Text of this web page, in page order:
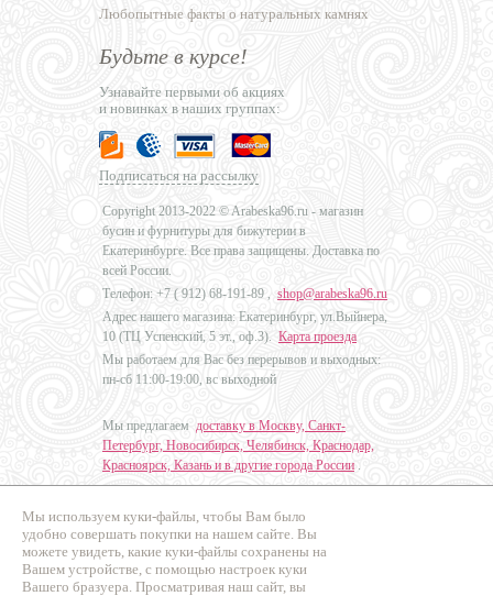
Мы используем куки-файлы, чтобы Вам было
удобно совершать покупки на нашем сайте. Вы
можете увидеть, какие куки-файлы сохранены на
Вашем устройстве, с помощью настроек куки
Вашего бразуера. Просматривая наш сайт, вы
Любопытные факты о натуральных камнях
Будьте в курсе!
Узнавайте первыми об акциях
и новинках в наших группах:
Подписаться на рассылку
Copyright 2013-2022 © Arabeska96.ru - магазин
бусин и фурнитуры для бижутерии в
Екатеринбурге. Все права защищены. Доставка по
всей России.
Телефон: +7 ( 912) 68-191-89 , shop@arabeska96.ru
Адрес нашего магазина: Екатеринбург, ул.Выйнера,
10 (ТЦ Успенский, 5 эт., оф.3). Карта проезда
Мы работаем для Вас без перерывов и выходных:
пн-сб 11:00-19:00, вс выходной
Мы предлагаем доставку в Москву, Санкт-
Петербург, Новосибирск, Челябинск, Краснодар,
Красноярск, Казань и в другие города России .
Дизайн - Наталья Мальцева
Продвижение сайтов
Промо Эксперт